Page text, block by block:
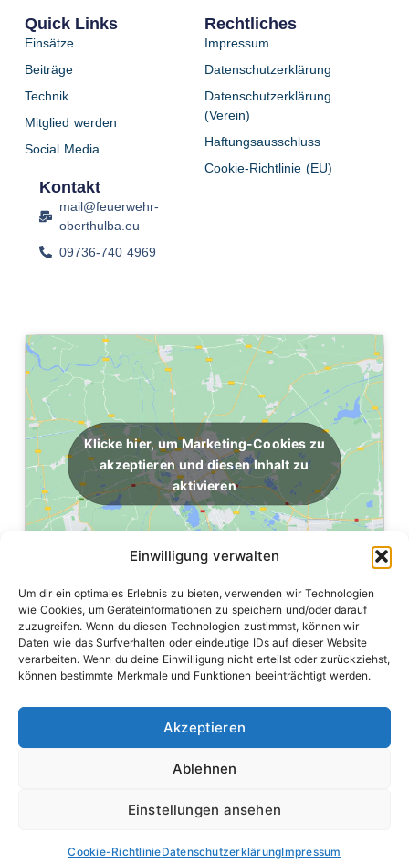
Einwilligung verwalten
Um dir ein optimales Erlebnis zu bieten, verwenden wir Technologien
wie Cookies, um Geräteinformationen zu speichern und/oder darauf
zuzugreifen. Wenn du diesen Technologien zustimmst, können wir
Daten wie das Surfverhalten oder eindeutige IDs auf dieser Website
verarbeiten. Wenn du deine Einwilligung nicht erteilst oder zurückziehst,
können bestimmte Merkmale und Funktionen beeinträchtigt werden.
Akzeptieren
Ablehnen
Einstellungen ansehen
Cookie-RichtlinieDatenschutzerklärungImpressum
Hilfe, wenn es darauf ankommt – von der Kinderfeuerwehr
bis zum Einsatzdienst.
Quick Links
Einsätze
Beiträge
Technik
Mitglied werden
Social Media
Rechtliches
Impressum
Datenschutzerklärung
Datenschutzerklärung
(Verein)
Haftungsausschluss
Cookie-Richtlinie (EU)
Kontakt
mail@feuerwehr-
oberthulba.eu
09736-740 4969
Klicke hier, um Marketing-Cookies zu
akzeptieren und diesen Inhalt zu
aktivieren